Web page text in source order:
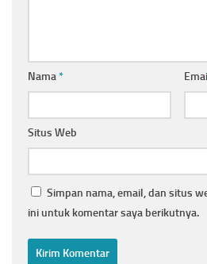
Nama*
Situs Web
Simpan nama, email, dan situs
ini untuk komentar saya berikutnya.